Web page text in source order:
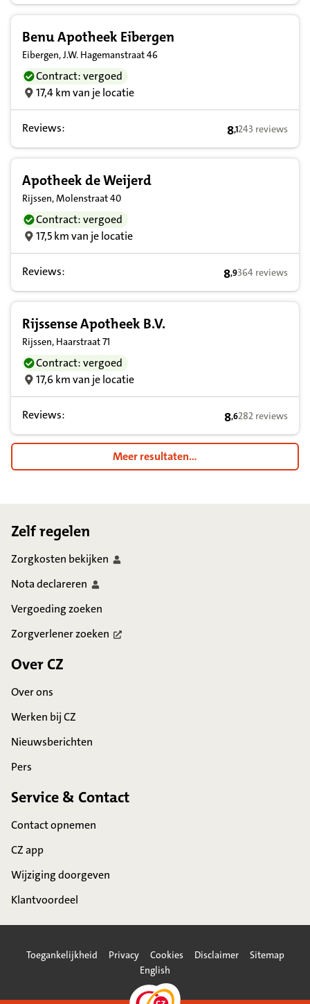
Benu Apotheek Eibergen
Eibergen, J.W. Hagemanstraat 46
Contract: vergoed
17,4 km van je locatie
Reviews: 8,1 op basis van
8,1243 reviews
Apotheek de Weijerd
Rijssen, Molenstraat 40
Contract: vergoed
17,5 km van je locatie
Reviews: 8,9 op basis van
8,9364 reviews
Rijssense Apotheek B.V.
Rijssen, Haarstraat 71
Contract: vergoed
17,6 km van je locatie
Reviews: 8,6 op basis van
8,6282 reviews
Meer resultaten...
Zelf regelen
Zorgkosten bekijken
Notadeclareren
Vergoeding zoeken
Zorgverlenerzoeken
Over CZ
Over ons
Werken bij CZ
Nieuwsberichten
Pers
Service & Contact
Contact opnemen
CZ app
Wijziging doorgeven
Klantvoordeel
Toegankelijkheid Privacy Cookies Disclaimer
Sitemap
English